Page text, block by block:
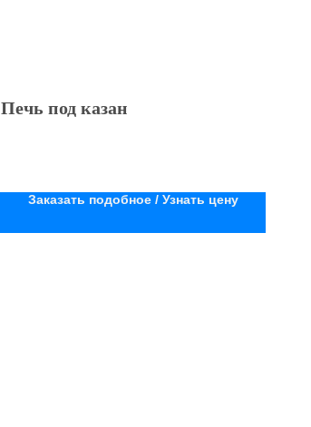
Печь под казан
Заказать подобное / Узнать цену